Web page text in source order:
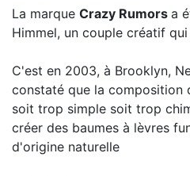
La marque Crazy Rumors a
Himmel, un couple créatif
C'est en 2003, à Brooklyn,
constaté que la composition
soit trop simple soit trop
créer des baumes à lèvres
d'origine naturelle